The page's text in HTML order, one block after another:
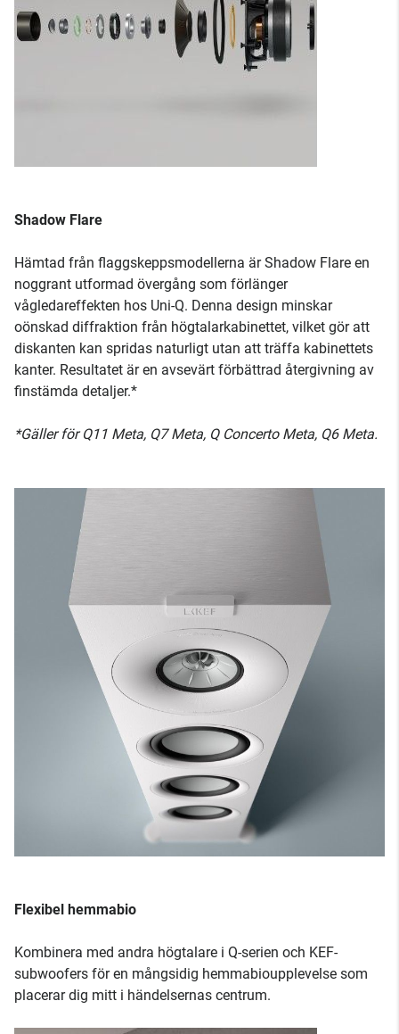
Shadow Flare
Hämtad från flaggskeppsmodellerna är Shadow Flare en
noggrant utformad övergång som förlänger
vågledareffekten hos Uni-Q. Denna design minskar
oönskad diffraktion från högtalarkabinettet, vilket gör att
diskanten kan spridas naturligt utan att träffa kabinettets
kanter. Resultatet är en avsevärt förbättrad återgivning av
finstämda detaljer.*
*Gäller för Q11 Meta, Q7 Meta, Q Concerto Meta, Q6 Meta.
Flexibel hemmabio
Kombinera med andra högtalare i Q-serien och KEF-
subwoofers för en mångsidig hemmabioupplevelse som
placerar dig mitt i händelsernas centrum.